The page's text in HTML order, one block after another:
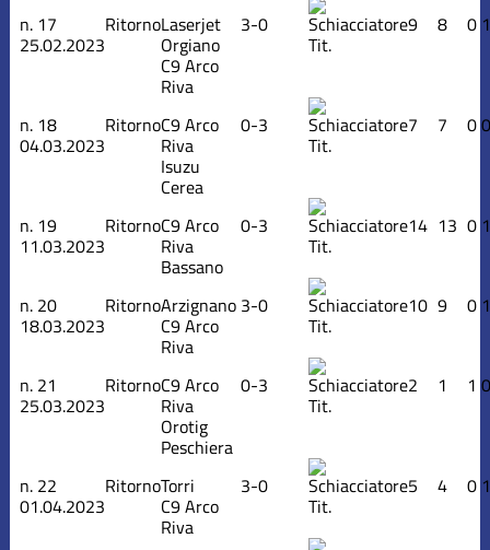
n. 17
25.02.2023
RitornoLaserjet
Orgiano
C9 Arco
Riva
3-0
Tit.
9 8 0 1
n. 18
04.03.2023
RitornoC9 Arco
Riva
Isuzu
Cerea
0-3
Tit.
7 7 00
n. 19
11.03.2023
RitornoC9 Arco
Riva
Bassano
0-3
Tit.
14 13 0 1
n. 20
18.03.2023
RitornoArzignano
C9 Arco
Riva
3-0
Tit.
10 9 0 1
n. 21
25.03.2023
RitornoC9 Arco
Riva
Orotig
Peschiera
0-3
Tit.
2 1 1 0
n. 22
01.04.2023
RitornoTorri
C9 Arco
Riva
3-0
Tit.
5 4 0 1